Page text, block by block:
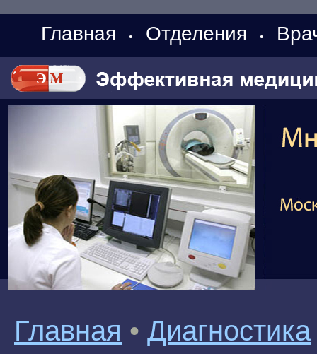
Главная • Отделения •
Главная • Диагностика